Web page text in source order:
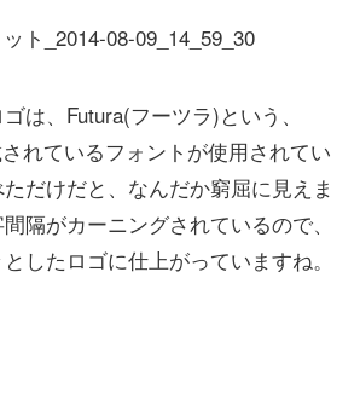
は、Futura(フーツラ)という、
れているフォントが使用されてい
だけだと、なんだか窮屈に見えま
隔がカーニングされているので、
したロゴに仕上がっていますね。